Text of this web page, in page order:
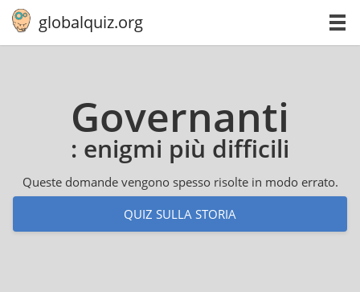
globalquiz.org
Go­ver­nan­ti
: enigmi più difficili
Queste domande vengono spesso risolte in modo errato.
QUIZ SULLA STORIA